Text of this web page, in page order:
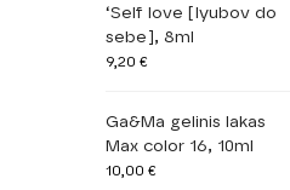
‘Self love [lyubov do
sebe], 8ml
9,20 €
Ga&Ma gelinis lakas
Max color 16, 10ml
10,00 €